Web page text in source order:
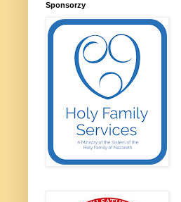
Sponsorzy